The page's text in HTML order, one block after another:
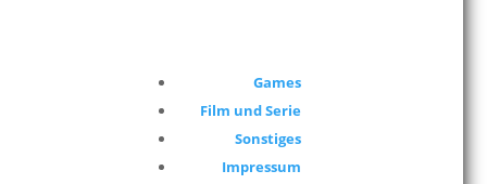
Games
Film und Serie
Sonstiges
Impressum